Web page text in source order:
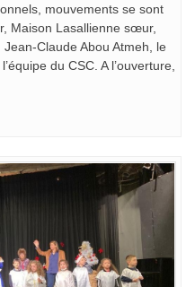
mouvements se sont
Maison Lasallienne sœur,
Claude Abou Atmeh, le
du CSC. A l’ouverture,